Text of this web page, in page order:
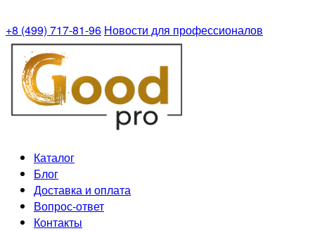
+8 (499) 717-81-96 Новости для профессионалов
Каталог
Блог
Доставка и оплата
Вопрос-ответ
Контакты